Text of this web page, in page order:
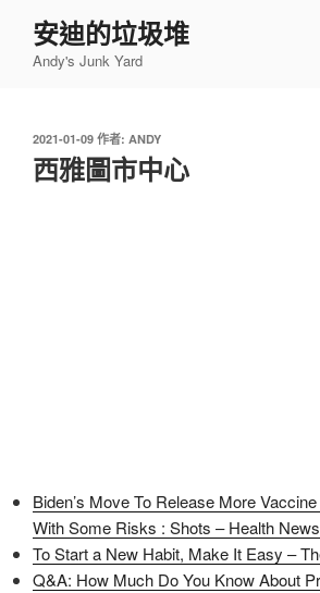
安迪的垃圾堆
Andy's Junk Yard
發
佈
於
2021-01-09 作者: ANDY
西雅圖市中心
Biden’s Move To Release More
With Some Risks : Shots – Health
To Start a New Habit, Make It Easy –
Q&A: How Much Do You Know About